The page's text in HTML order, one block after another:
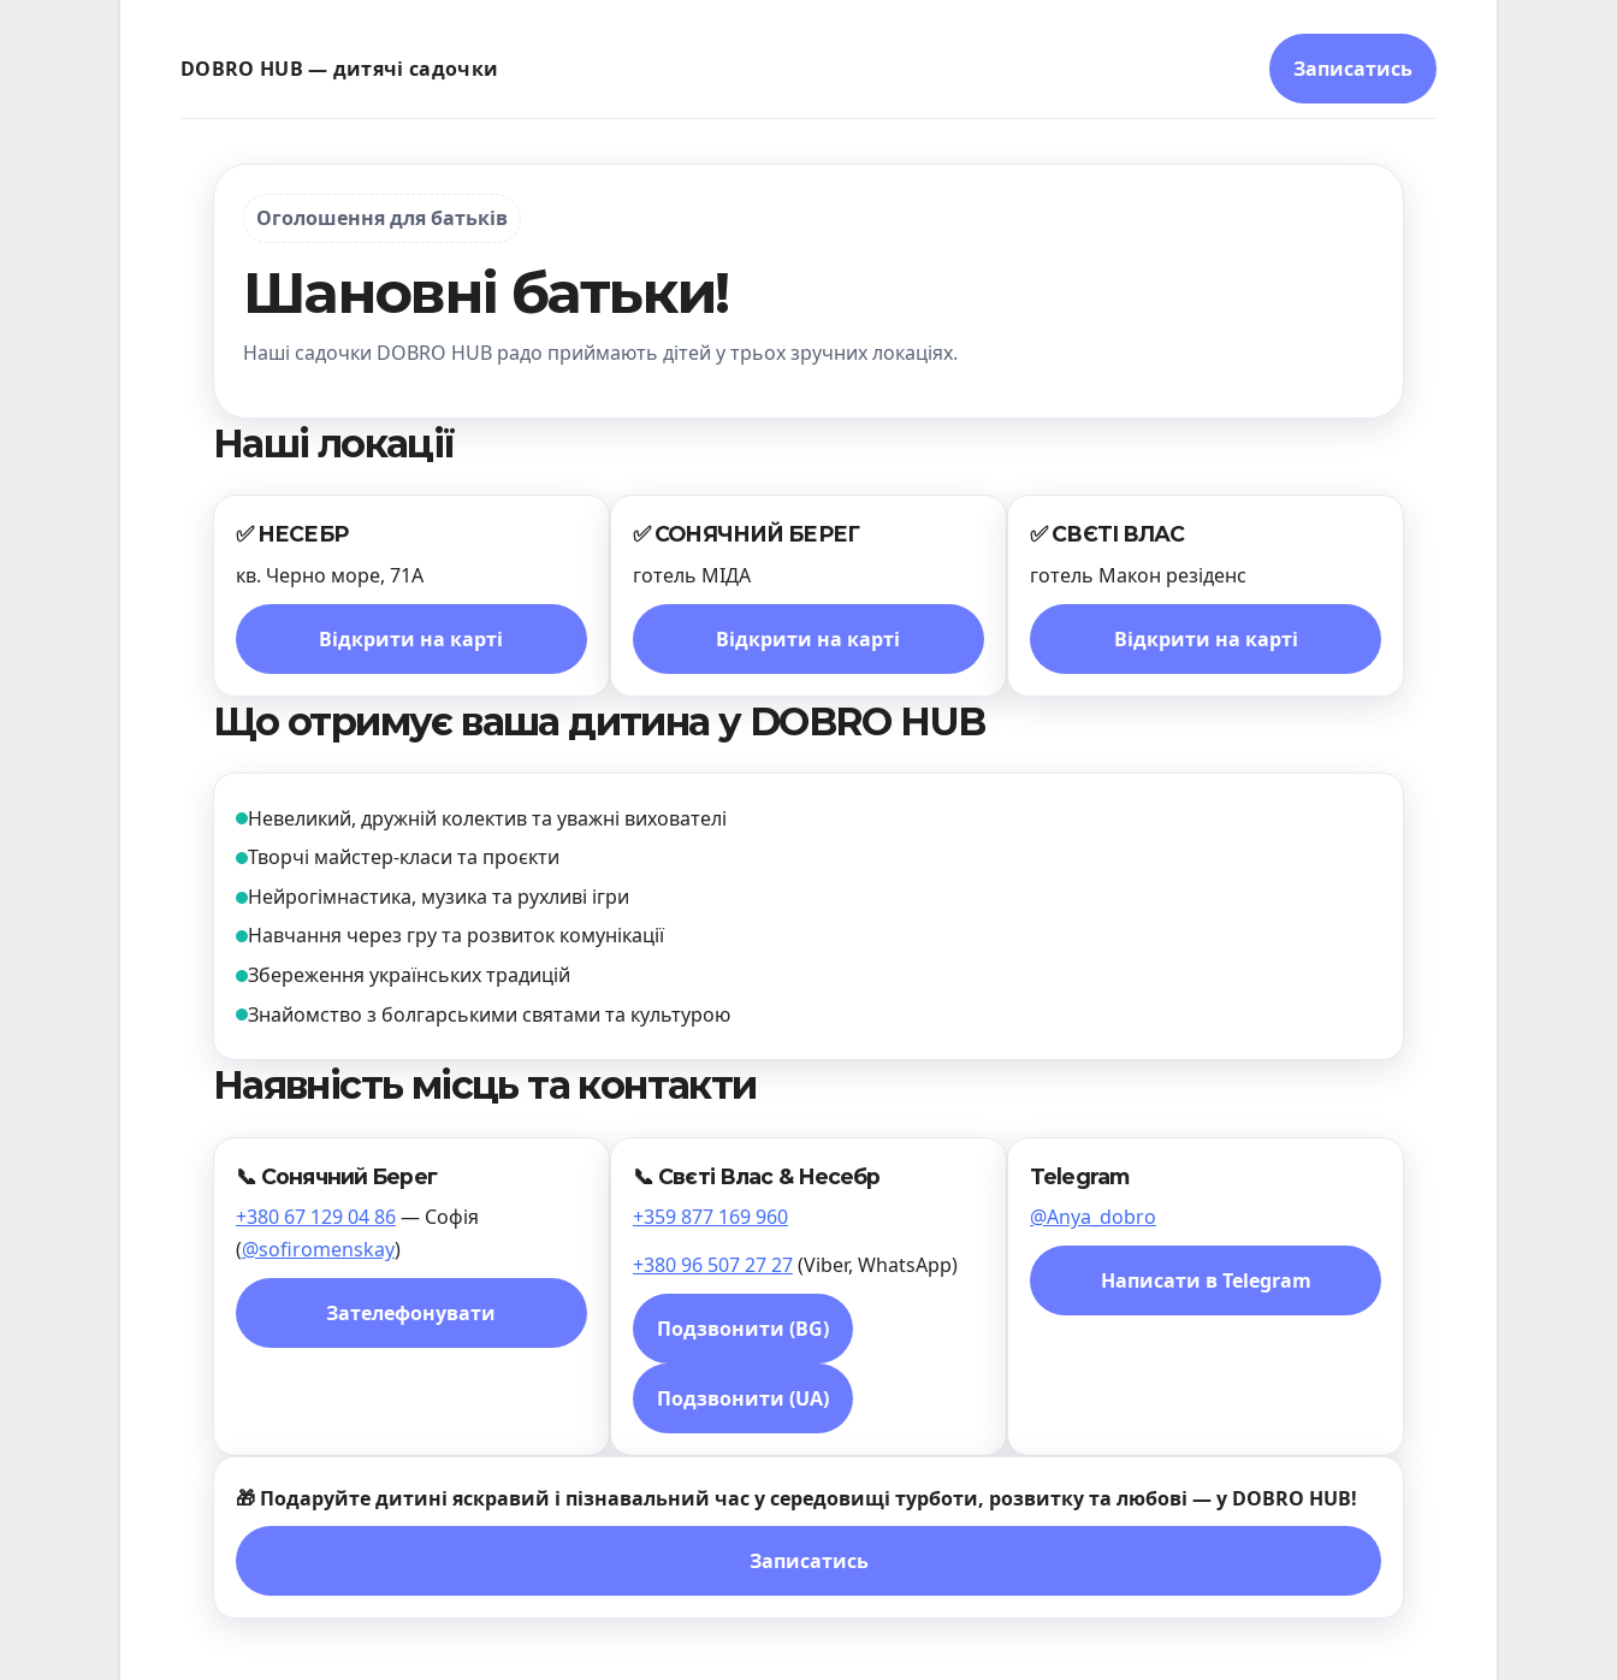
DOBRO HUB — дитячі садочки Записатись
Оголошення для батьків
Шановні батьки!
Наші садочки DOBRO HUB радо приймають дітей у трьох зручних локаціях.
Наші локації
✅ НЕСЕБР
кв. Черно море, 71А
Відкрити на карті
✅ СОНЯЧНИЙ БЕРЕГ
готель МІДА
Відкрити на карті
✅ СВЄТІ ВЛАС
готель Макон резіденс
Відкрити на карті
Що отримує ваша дитина у DOBRO HUB
Невеликий, дружній колектив та уважні вихователі
Творчі майстер-класи та проєкти
Нейрогімнастика, музика та рухливі ігри
Навчання через гру та розвиток комунікації
Збереження українських традицій
Знайомство з болгарськими святами та культурою
Наявність місць та контакти
📞 Сонячний Берег
+380 67 129 04 86— Софія
(@sofiromenskay)
Зателефонувати
📞 Свєті Влас & Несебр
+359 877 169 960
+380 96 507 27 27(Viber, WhatsApp)
Подзвонити (BG)
Подзвонити (UA)
Telegram
@Anya_dobro
Написати в Telegram
🎁 Подаруйте дитині яскравий і пізнавальний час у середовищі турботи, розвитку та любові — у DOBRO HUB!
Записатись